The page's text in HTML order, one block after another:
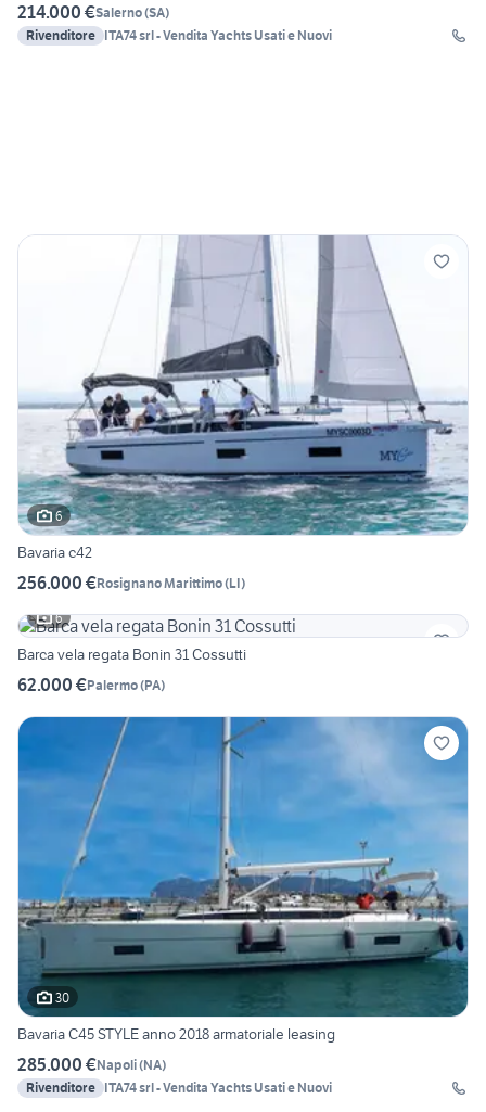
214.000 €Salerno(SA)
Rivenditore ITA74 srl - Vendita Yachts Usati e Nuovi
6
Bavaria c42
256.000 €Rosignano Marittimo(LI)
6
Barca vela regata Bonin 31 Cossutti
62.000 €Palermo(PA)
30
Bavaria C45 STYLE anno 2018 armatoriale leasing
285.000 €Napoli(NA)
Rivenditore ITA74 srl - Vendita Yachts Usati e Nuovi